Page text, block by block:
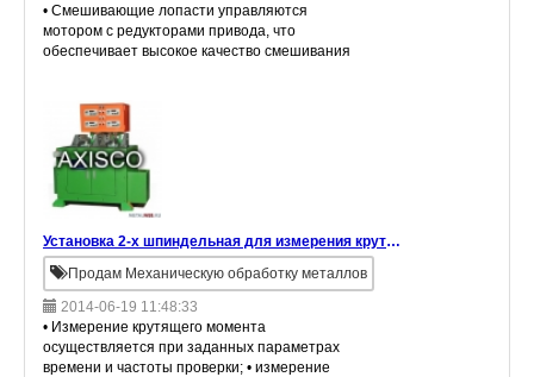
• Смешивающие лопасти управляются
мотором с редукторами привода, что
обеспечивает высокое качество смешивания
жидко
Установка 2-х шпиндельная для измерения крутящего момента дверного доводчика
Продам Механическую обработку металлов
2014-06-19 11:48:33
• Измерение крутящего момента
осуществляется при заданных параметрах
времени и частоты проверки; • измерение